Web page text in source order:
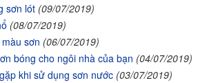
sơn lót (09/07/2019)
(08/07/2019)
sơn (06/07/2019)
bóng cho ngôi nhà của bạn (04/07/2019)
khi sử dụng sơn nước (03/07/2019)